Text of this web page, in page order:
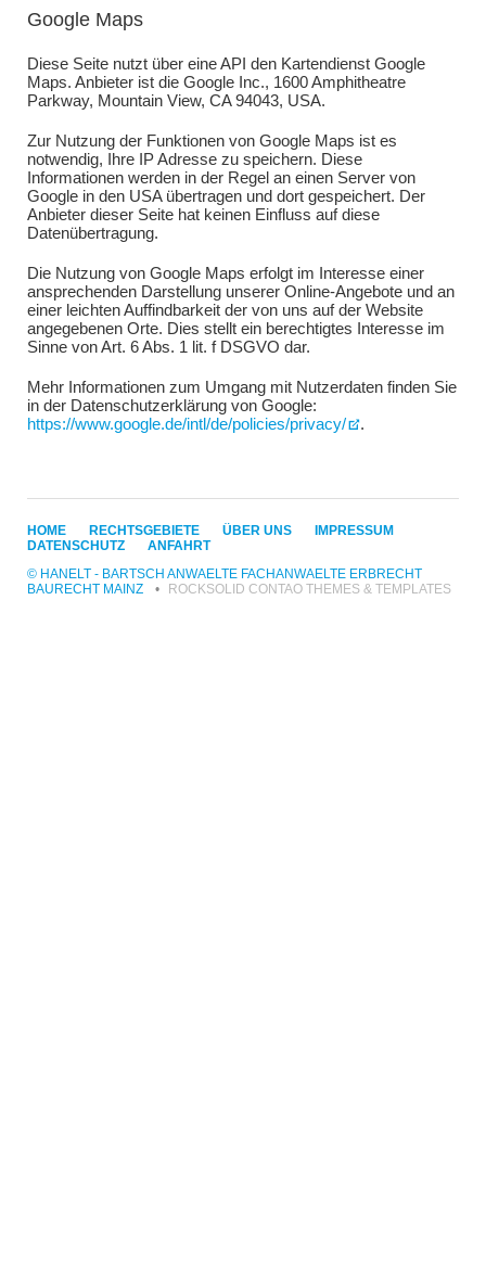
Google Maps
Diese Seite nutzt über eine API den Kartendienst Google
Maps. Anbieter ist die Google Inc., 1600 Amphitheatre
Parkway, Mountain View, CA 94043, USA.
Zur Nutzung der Funktionen von Google Maps ist es
notwendig, Ihre IP Adresse zu speichern. Diese
Informationen werden in der Regel an einen Server von
Google in den USA übertragen und dort gespeichert. Der
Anbieter dieser Seite hat keinen Einfluss auf diese
Datenübertragung.
Die Nutzung von Google Maps erfolgt im Interesse einer
ansprechenden Darstellung unserer Online-Angebote und an
einer leichten Auffindbarkeit der von uns auf der Website
angegebenen Orte. Dies stellt ein berechtigtes Interesse im
Sinne von Art. 6 Abs. 1 lit. f DSGVO dar.
Mehr Informationen zum Umgang mit Nutzerdaten finden Sie
in der Datenschutzerklärung von Google:
https://www.google.de/intl/de/policies/privacy/
.
NAVIGATION
ÜBERSPRINGEN
HOME RECHTSGEBIETE ÜBER UNS
IMPRESSUM
DATENSCHUTZ
ANFAHRT
© HANELT - BARTSCH ANWAELTE FACHANWAELTE ERBRECHT
BAURECHT MAINZ
ROCKSOLID CONTAO THEMES & TEMPLATES